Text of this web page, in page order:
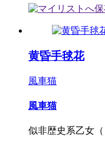
黄昏手毬花
風車猫
風車猫
似非歴史系乙女